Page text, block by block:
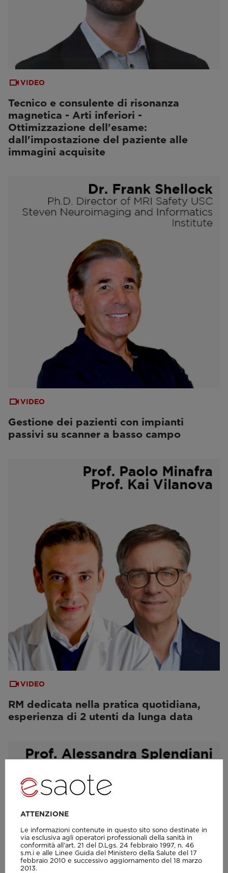
VIDEO
Tecnico e consulente di risonanza
magnetica - Arti inferiori -
Ottimizzazione dell'esame:
dall'impostazione del paziente alle
immagini acquisite
VIDEO
Gestione dei pazienti con impianti
passivi su scanner a basso campo
VIDEO
RM dedicata nella pratica quotidiana,
esperienza di 2 utenti da lunga data
ATTENZIONE
Le informazioni contenute in questo sito sono destinate in
via esclusiva agli operatori professionali della sanità in
conformità all'art. 21 del D.Lgs. 24 febbraio 1997, n. 46
s.m.i e alle Linee Guida del Ministero della Salute del 17
febbraio 2010 e successivo aggiornamento del 18 marzo
2013.